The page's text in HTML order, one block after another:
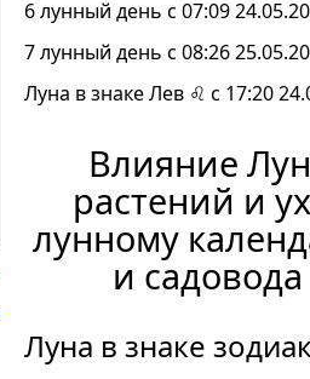
6 лунный день с 07:09
7 лунный день с 08:26
Луна в знаке Лев ♌ с 17:20
Влияние
растений и
лунному
и
Луна в знаке